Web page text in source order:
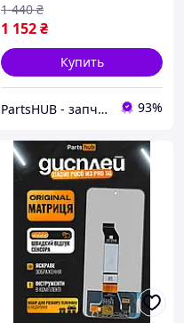
1 152₴
1 440 ₴
Купить
PartsHUB - запчастини на Телефони (Дисплей / Акумулятор / Шлейф-Плати) 93%